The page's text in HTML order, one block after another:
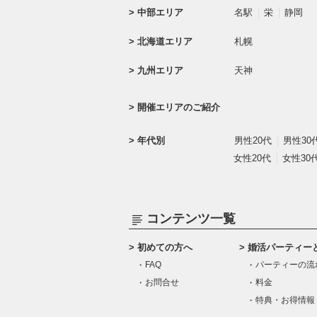
中部エリア 名駅 栄 静岡
北海道エリア 札幌
九州エリア 天神
開催エリアのご紹介
年代別 男性20代
男性30
女性20代
女性30
コンテンツ一覧
初めての方へ
FAQ
お問合せ
婚活パーティー
パーティーの流
料金
特典・お得情報